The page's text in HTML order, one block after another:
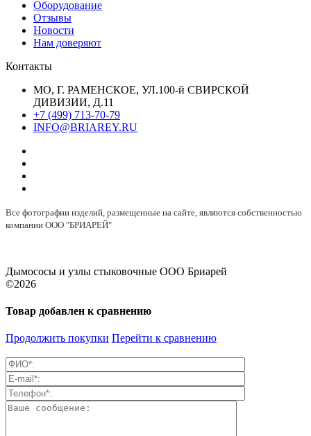
Оборудование
Отзывы
Новости
Нам доверяют
Контакты
МО, Г. РАМЕНСКОЕ, УЛ.100-й СВИРСКОЙ
ДИВИЗИИ, Д.11
+7 (499) 713-70-79
INFO@BRIAREY.RU
Все фотографии изделий, размещенные на сайте, являются собственностью
компании ООО "БРИАРЕЙ"
Дымососы и узлы стыковочные ООО Бриарей
©2026
Товар добавлен к сравнению
Продолжить покупки Перейти к сравнению